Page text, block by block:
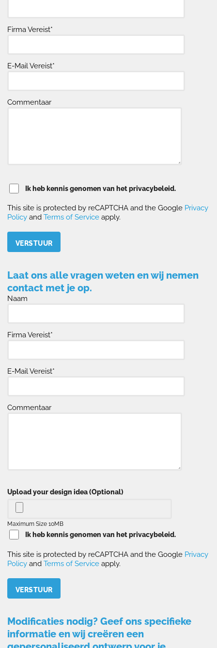
Firma Vereist*
E-Mail Vereist*
Commentaar
Ik heb kennis genomen van het privacybeleid.
This site is protected by reCAPTCHA and the Google Privacy
Policy and Terms of Service apply.
Laat ons alle vragen weten en wij nemen
contact met je op.
Naam
Firma Vereist*
E-Mail Vereist*
Commentaar
Upload your design idea (Optional)
Maximum Size 10MB
Ik heb kennis genomen van het privacybeleid.
This site is protected by reCAPTCHA and the Google Privacy
Policy and Terms of Service apply.
Modificaties nodig? Geef ons specifieke
informatie en wij creëren een